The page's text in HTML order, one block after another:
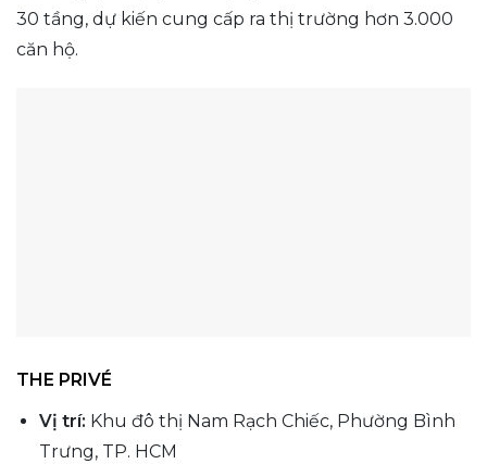
30 tầng, dự kiến cung cấp ra thị trường hơn 3.000
căn hộ.
THE PRIVÉ
Vị trí: Khu đô thị Nam Rạch Chiếc, Phường Bình
Trưng, TP. HCM